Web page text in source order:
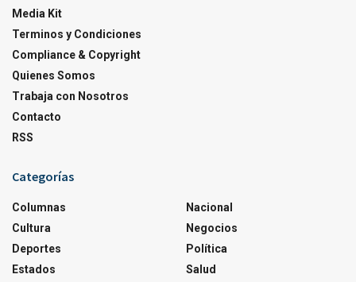
Media Kit
Terminos y Condiciones
Compliance & Copyright
Quienes Somos
Trabaja con Nosotros
Contacto
RSS
Categorías
Columnas
Cultura
Deportes
Estados
Nacional
Negocios
Política
Salud